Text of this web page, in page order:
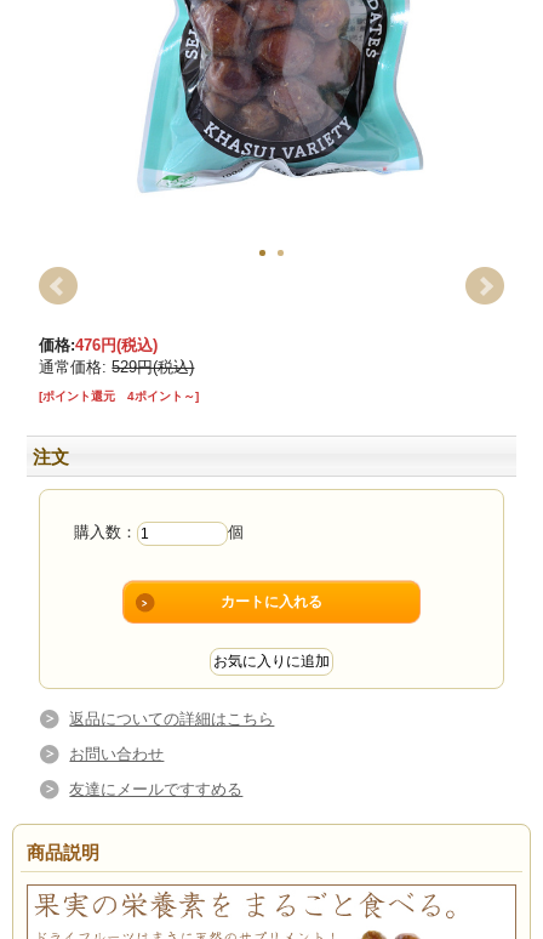
価格:476円(税込)
通常価格:529円(税込)
[ポイント還元 4ポイント～]
注文
購入数： 個
返品についての詳細はこちら
お問い合わせ
友達にメールですすめる
商品説明